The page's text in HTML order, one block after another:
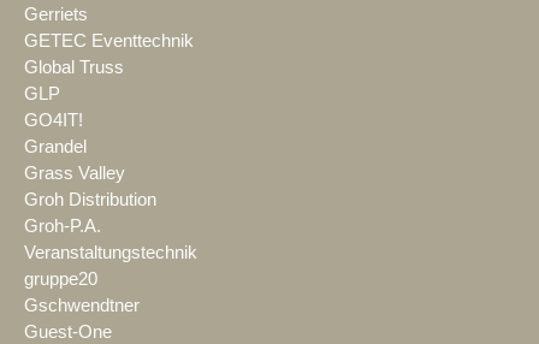
Gerriets
GETEC Eventtechnik
Global Truss
GLP
GO4IT!
Grandel
Grass Valley
Groh Distribution
Groh-P.A.
Veranstaltungstechnik
gruppe20
Gschwendtner
Guest-One